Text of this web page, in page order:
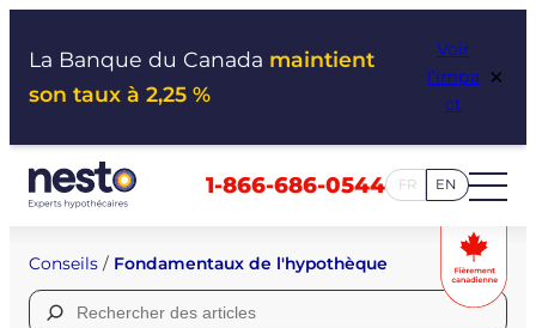
La Banque du Canada maintient
son taux à 2,25 %
Voir
l’impa
ct
×
1-866-686-0544 FR EN
Conseils / Fondamentaux de l'hypothèque
Rechercher :